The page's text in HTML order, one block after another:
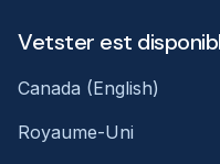
Vetster est
Canada (English)
Royaume-Uni